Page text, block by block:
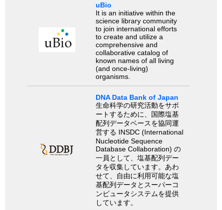
uBio
It is an initiative within the
science library community
to join international efforts
to create and utilize a
comprehensive and
collaborative catalog of
known names of all living
(and once-living)
organisms.
DNA Data Bank of Japan
生命科学の研究活動をサポ
ートするために、国際塩基
配列データベースを協同運
営する INSDC (International
Nucleotide Sequence
Database Collaboration) の
一員として、塩基配列デー
タを収集しています。あわ
せて、自由に利用可能な塩
基配列データとスーパーコ
ンピュータシステムを提供
しています。